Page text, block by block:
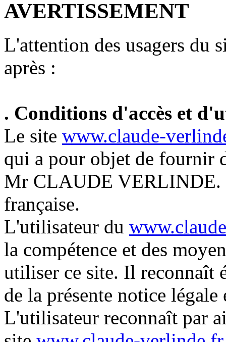
AVERTISSEMENT
L'attention des usagers du
après :
. Conditions d'accès et
Le site www.claude-
qui a pour objet de fournir
Mr CLAUDE VERLINDE.
française.
L'utilisateur du
la compétence et des
utiliser ce site. Il reconnaît
de la présente notice légale
L'utilisateur reconnaît par